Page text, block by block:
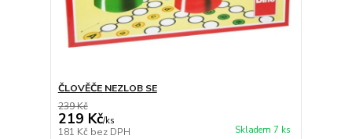
ČLOVĚČE NEZLOB SE
239 Kč
219 Kč/ks
181 Kč bez DPH Skladem 7 ks